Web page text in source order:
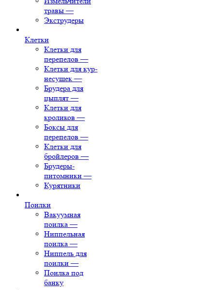
травы —
Экструдеры
Клетки
Клетки для
перепелов —
Клетки для кур-
несушек —
Брудера для
цыплят —
Клетки для
кроликов —
Боксы для
перепелов —
Клетки для
бройлеров —
Брудеры-
питомники —
Курятники
Поилки
Вакуумная
поилка —
Ниппельная
поилка —
Ниппель для
поилки —
Поилка под
банку